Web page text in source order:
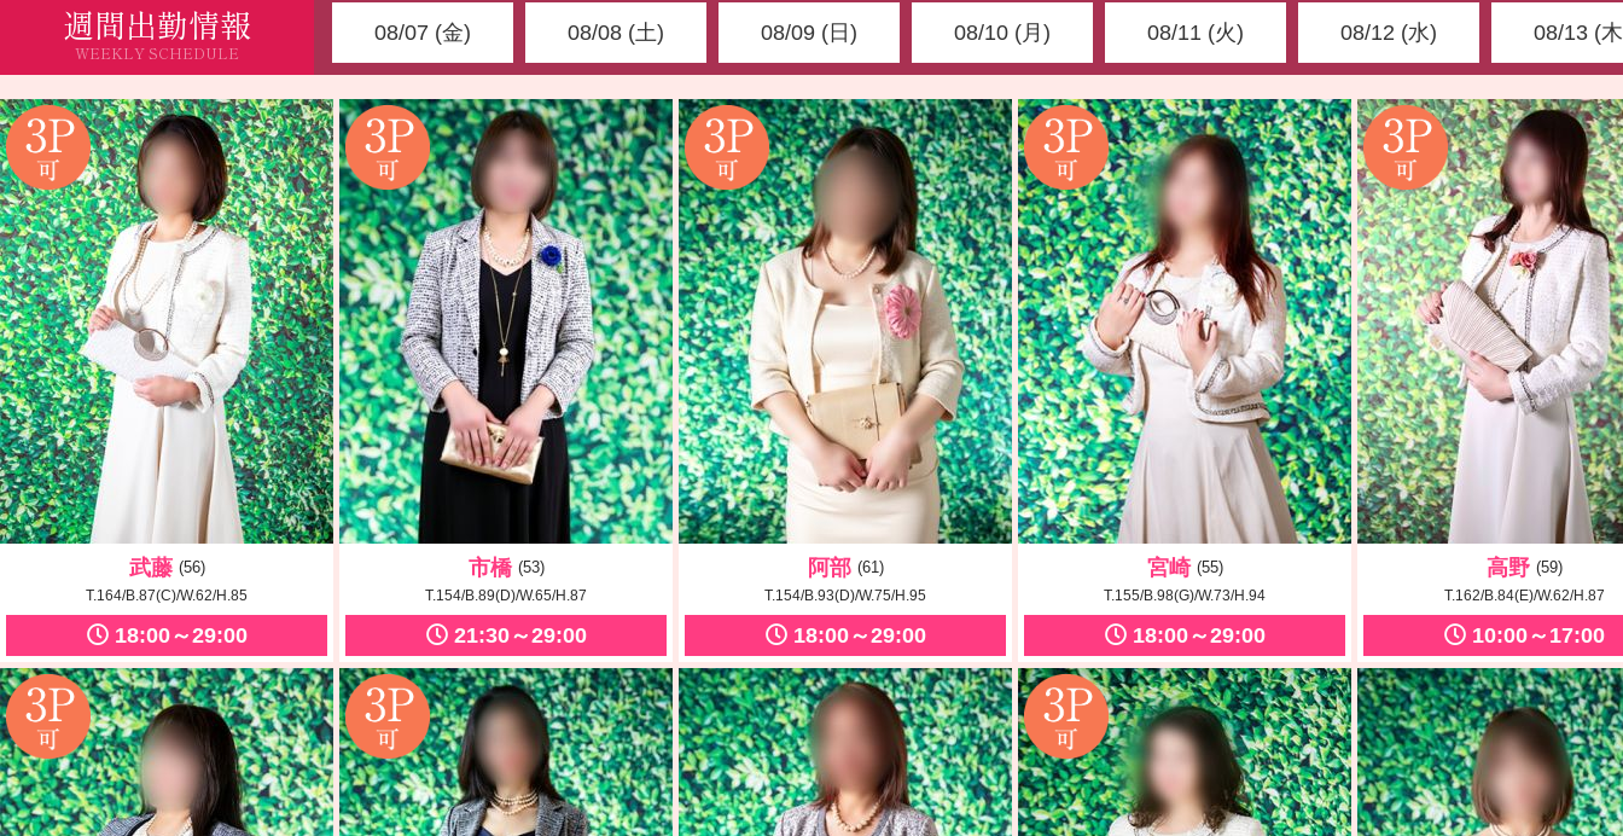
週間出勤情報
WEEKLY SCHEDULE
08/07 (金) 08/08 (土) 08/09 (日) 08/10 (月) 08/11 (火) 08/12 (水) 08/13 (
武藤 (56)
T.164/B.87(C)/W.62/H.85
18:00～29:00
市橋 (53)
T.154/B.89(D)/W.65/H.87
21:30～29:00
阿部 (61)
T.154/B.93(D)/W.75/H.95
18:00～29:00
宮崎 (55)
T.155/B.98(G)/W.73/H.94
18:00～29:00
高野 (59)
T.162/B.84(E)/W.62/H.87
10:00～17:00